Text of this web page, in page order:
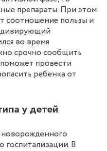
препараты. При этом
соотношение пользы и
во время
срочно сообщить
провести
ребенка от
у детей
новорожденного
госпитализации. В